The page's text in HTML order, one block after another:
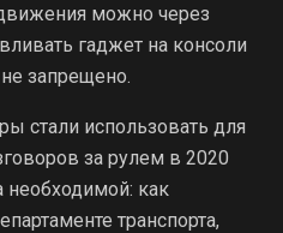
можно через
гаджет на консоли
запрещено.
стали использовать для
за рулем в 2020
как
транспорта,